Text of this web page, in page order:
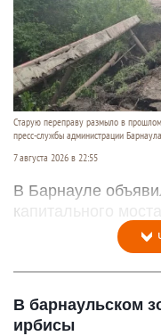
Старую переправу размыло в
пресс-службы администрации Барнаула
7 августа 2026 в 22:55
В Барнауле
капитального
В барнаульском
ирбисы